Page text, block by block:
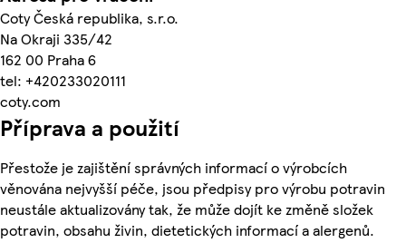
Coty Česká republika, s.r.o.
Na Okraji 335/42
162 00 Praha 6
tel: +420233020111
coty.com
Příprava a použití
Přestože je zajištění správných informací o výrobcích
věnována nejvyšší péče, jsou předpisy pro výrobu potravin
neustále aktualizovány tak, že může dojít ke změně složek
potravin, obsahu živin, dietetických informací a alergenů.